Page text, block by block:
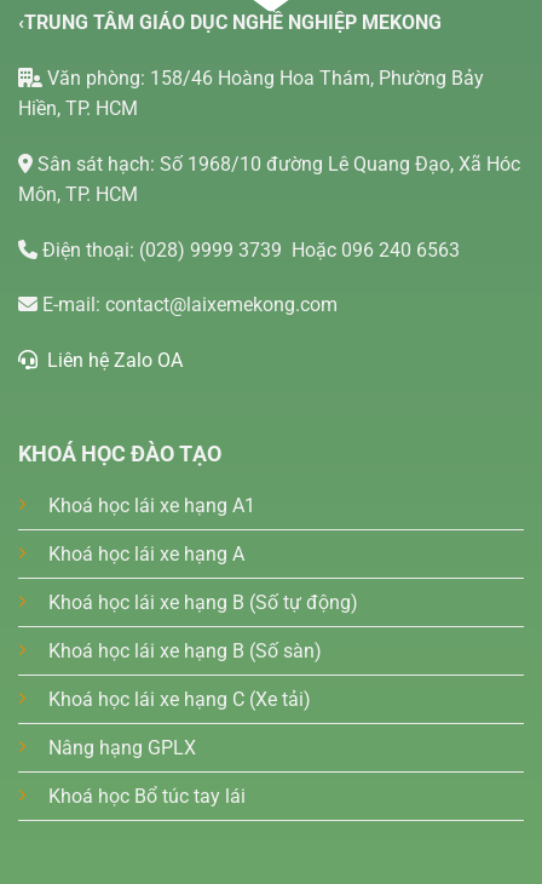
‹TRUNG TÂM GIÁO DỤC NGHỀ NGHIỆP MEKONG
Văn phòng: 158/46 Hoàng Hoa Thám, Phường Bảy
Hiền, TP. HCM
Sân sát hạch: Số 1968/10 đường Lê Quang Đạo, Xã Hóc
Môn, TP. HCM
Điện thoại: (028) 9999 3739 Hoặc 096 240 6563
E-mail: contact@laixemekong.com
Liên hệ Zalo OA
KHOÁ HỌC ĐÀO TẠO
Khoá học lái xe hạng A1
Khoá học lái xe hạng A
Khoá học lái xe hạng B (Số tự động)
Khoá học lái xe hạng B (Số sàn)
Khoá học lái xe hạng C (Xe tải)
Nâng hạng GPLX
Khoá học Bổ túc tay lái